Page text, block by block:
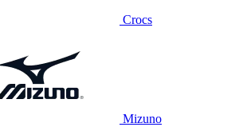
Crocs
Mizuno